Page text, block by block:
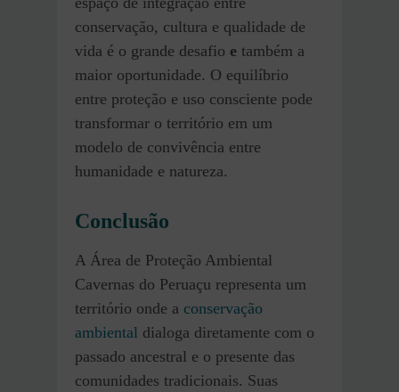
conservação, cultura e qualidade de
vida é o grande desafio e também a
maior oportunidade. O equilíbrio
entre proteção e uso consciente pode
transformar o território em um
modelo de convivência entre
humanidade e natureza.
Conclusão
A Área de Proteção Ambiental
Cavernas do Peruaçu representa um
território onde a conservação
ambiental dialoga diretamente com o
passado ancestral e o presente das
comunidades tradicionais. Suas